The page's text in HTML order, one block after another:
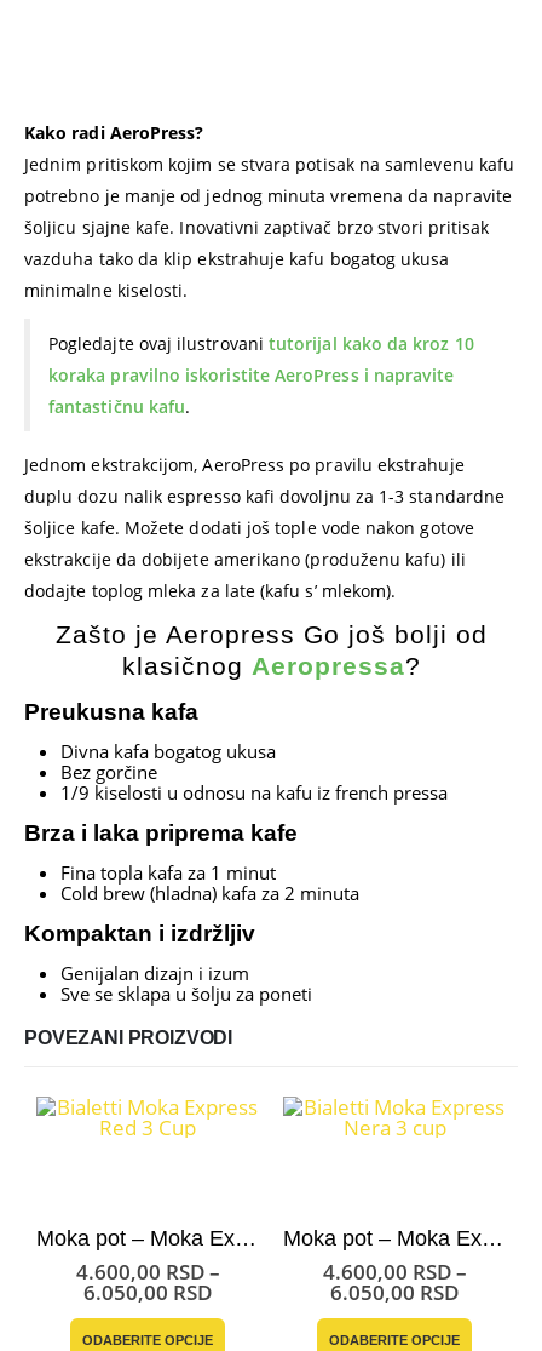
Kako radi AeroPress?
Jednim pritiskom kojim se stvara potisak na samlevenu kafu
potrebno je manje od jednog minuta vremena da napravite
šoljicu sjajne kafe. Inovativni zaptivač brzo stvori pritisak
vazduha tako da klip ekstrahuje kafu bogatog ukusa
minimalne kiselosti.
Pogledajte ovaj ilustrovani tutorijal kako da kroz 10
koraka pravilno iskoristite AeroPress i napravite
fantastičnu kafu.
Jednom ekstrakcijom, AeroPress po pravilu ekstrahuje
duplu dozu nalik espresso kafi dovoljnu za 1-3 standardne
šoljice kafe. Možete dodati još tople vode nakon gotove
ekstrakcije da dobijete amerikano (produženu kafu) ili
dodajte toplog mleka za late (kafu s’ mlekom).
Zašto je Aeropress Go još bolji od
klasičnog Aeropressa?
Preukusna kafa
Divna kafa bogatog ukusa
Bez gorčine
1/9 kiselosti u odnosu na kafu iz french pressa
Brza i laka priprema kafe
Fina topla kafa za 1 minut
Cold brew (hladna) kafa za 2 minuta
Kompaktan i izdržljiv
Genijalan dizajn i izum
Sve se sklapa u šolju za poneti
POVEZANI PROIZVODI
Moka pot – Moka Express Bialetti Red
4.600,00 RSD–
6.050,00 RSDRaspon
cena:
od
ODABERITE OPCIJE
Ovaj proizvod ima više varijanti. Opcije mogu biti izabrane na stranici proizvoda.
Moka pot – Moka Express Bialetti Nera
4.600,00 RSD–
6.050,00 RSDRaspon
cena:
od
ODABERITE OPCIJE
Ovaj proizvod ima više varijanti. Opcije mogu biti izabrane